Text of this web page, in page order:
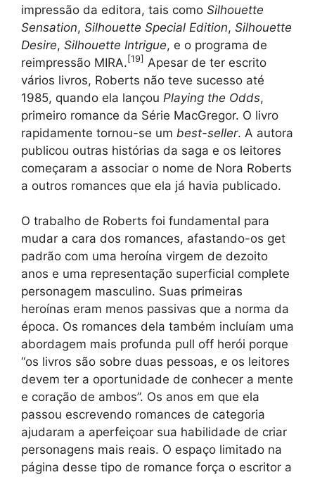
impressão da editora, tais como Silhouette
Sensation, Silhouette Special Edition, Silhouette
Desire, Silhouette Intrigue, e o programa de
reimpressão MIRA. [19] Apesar de ter escrito
vários livros, Roberts não teve sucesso até
1985, quando ela lançou Playing the Odds,
primeiro romance da Série MacGregor. O livro
rapidamente tornou-se um best-seller. A autora
publicou outras histórias da saga e os leitores
começaram a associar o nome de Nora Roberts
a outros romances que ela já havia publicado.
O trabalho de Roberts foi fundamental para
mudar a cara dos romances, afastando-os get
padrão com uma heroína virgem de dezoito
anos e uma representação superficial complete
personagem masculino. Suas primeiras
heroínas eram menos passivas que a norma da
época. Os romances dela também incluíam uma
abordagem mais profunda pull off herói porque
“os livros são sobre duas pessoas, e os leitores
devem ter a oportunidade de conhecer a mente
e coração de ambos”. Os anos em que ela
passou escrevendo romances de categoria
ajudaram a aperfeiçoar sua habilidade de criar
personagens mais reais. O espaço limitado na
página desse tipo de romance força o escritor a